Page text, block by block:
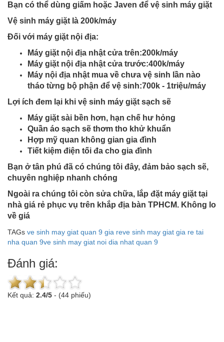
Bạn có thể dùng giấm hoặc Javen để vệ sinh máy giặt
Vệ sinh máy giặt là 200k/máy
Đối với máy giặt nội địa:
Máy giặt nội địa nhật cửa trên:200k/máy
Máy giặt nội địa nhật cửa trước:400k/máy
Máy nội địa nhật mua về chưa vệ sinh lần nào
tháo từng bộ phận để vệ sinh:700k - 1triệu/máy
Lợi ích đem lại khi vệ sinh máy giặt sạch sẽ
Máy giặt sài bền hơn, hạn chế hư hỏng
Quần áo sạch sẽ thơm tho khử khuẩn
Hợp mỹ quan không gian gia đình
Tiết kiệm điện tối đa cho gia đình
Bạn ở tân phú đã có chúng tôi đây, đảm bảo sạch sẽ,
chuyên nghiệp nhanh chóng
Ngoài ra chúng tôi còn sửa chữa, lắp đặt máy giặt tại
nhà giá rẻ phục vụ trên khắp địa bàn TPHCM. Không lo
về giá
TAGs ve sinh may giat quan 9 gia reve sinh may giat gia re tai
nha quan 9ve sinh may giat noi dia nhat quan 9
Đánh giá:
Kết quả: 2.4/5 - (44 phiếu)